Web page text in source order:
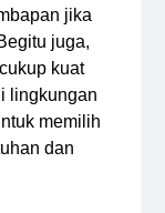
jika
juga,
kuat
lingkungan
memilih
dan